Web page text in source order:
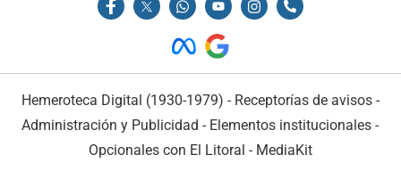
Hemeroteca Digital (1930-1979) - Receptorías de avisos -
Administración y Publicidad - Elementos institucionales -
Opcionales con El Litoral - MediaKit